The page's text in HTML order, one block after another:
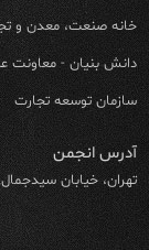
خانه صنعت، معدن و
دانش بنیان - معاونت
سازمان توسعه تجارت
آدرس انجمن